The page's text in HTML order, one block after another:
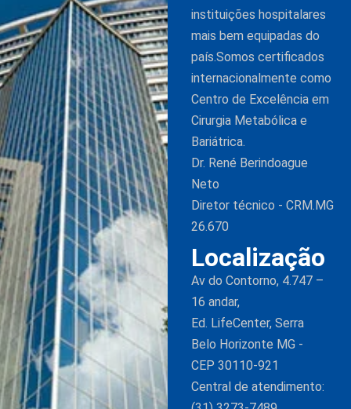
instituições hospitalares
mais bem equipadas do
país.Somos certificados
internacionalmente como
Centro de Excelência em
Cirurgia Metabólica e
Bariátrica.
Dr. René Berindoague
Neto
Diretor técnico - CRM.MG
26.670
Localização
Av do Contorno, 4.747 –
16 andar,
Ed. LifeCenter, Serra
Belo Horizonte MG -
CEP 30110-921
Central de atendimento: